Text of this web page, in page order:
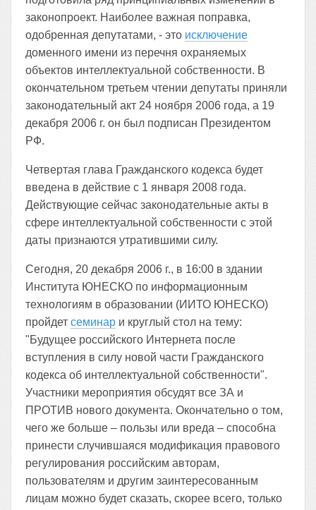
законопроект. Наиболее важная поправка,
одобренная депутатами, - это исключение
доменного имени из перечня охраняемых
объектов интеллектуальной собственности. В
окончательном третьем чтении депутаты приняли
законодательный акт 24 ноября 2006 года, а 19
декабря 2006 г. он был подписан Президентом
РФ.
Четвертая глава Гражданского кодекса будет
введена в действие с 1 января 2008 года.
Действующие сейчас законодательные акты в
сфере интеллектуальной собственности с этой
даты признаются утратившими силу.
Сегодня, 20 декабря 2006 г., в 16:00 в здании
Института ЮНЕСКО по информационным
технологиям в образовании (ИИТО ЮНЕСКО)
пройдет семинар и круглый стол на тему:
"Будущее российского Интернета после
вступления в силу новой части Гражданского
кодекса об интеллектуальной собственности".
Участники мероприятия обсудят все ЗА и
ПРОТИВ нового документа. Окончательно о том,
чего же больше – пользы или вреда – способна
принести случившаяся модификация правового
регулирования российским авторам,
пользователям и другим заинтересованным
лицам можно будет сказать, скорее всего, только